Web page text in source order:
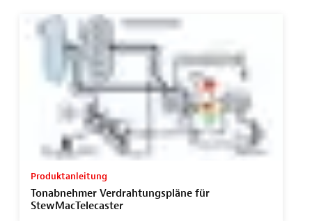
Produktanleitung
Tonabnehmer Verdrahtungspläne für
StewMacTelecaster